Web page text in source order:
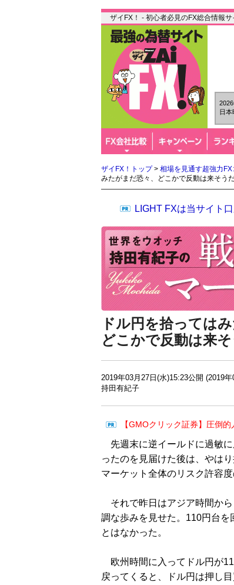
ザイFX！ - 初心者必見のFX総合情報サ
2026
日本
ザイFX！トップ> 相場を見通す超強力FX
みたがまだ恐々、どこかで反動は来そう
LIGHT FXは当サイト
ドル円を拾っては
どこかで反動は来
2019年03月27日(水)15:23公開 (2019
持田有紀子
【GMOクリック証券】圧倒
先週末に逆イールドに過敏に
ったのを見届けた後は、やは
マーケット全体のリスク許容度
それで昨日はアジア時間か
調な歩みを見せた。110円台を
とはなかった。
欧州時間に入ってドル円が
戻ってくると、ドル円は押し